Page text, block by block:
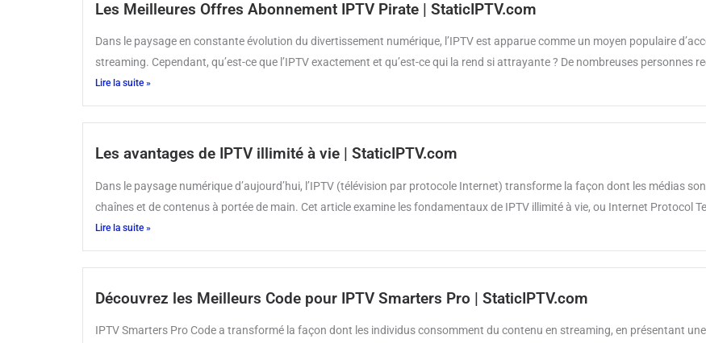
Les Meilleures Offres Abonnement IPTV Pirate | StaticIPTV.com
Dans le paysage en constante évolution du divertissement numérique, l’IPTV est apparue comme un moyen populaire
streaming. Cependant, qu’est-ce que l’IPTV exactement et qu’est-ce qui la rend si attrayante ? De nombreuses personnes
Lire la suite »
Les avantages de IPTV illimité à vie | StaticIPTV.com
Dans le paysage numérique d’aujourd’hui, l’IPTV (télévision par protocole Internet) transforme la façon dont les médias
chaînes et de contenus à portée de main. Cet article examine les fondamentaux de IPTV illimité à vie, ou Internet Protocol
Lire la suite »
Découvrez les Meilleurs Code pour IPTV Smarters Pro | StaticIPTV.com
IPTV Smarters Pro Code a transformé la façon dont les individus consomment du contenu en streaming, en présentant